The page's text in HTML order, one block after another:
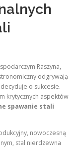
Raszyna,
odgrywają
o sukcesie.
krytycznych aspektów
spawanie stali
nowoczesną
stal nierdzewna